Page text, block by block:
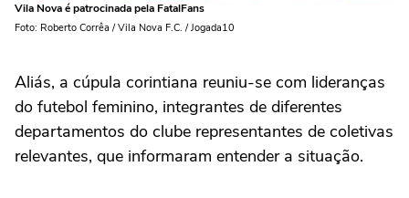
Vila Nova é patrocinada pela FatalFans
Foto: Roberto Corrêa / Vila Nova F.C. / Jogada10
Aliás, a cúpula corintiana reuniu-se com lideranças
do futebol feminino, integrantes de diferentes
departamentos do clube representantes de coletivas
relevantes, que informaram entender a situação.